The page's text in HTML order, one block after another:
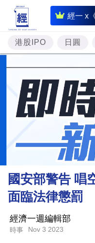
經一 x
即
時
財
經
專
題
投
資
樓
市
財
商
業
科
港股IPO 日圓
國安部警告 唱
面臨法律懲罰
經濟一週編輯部
時事 Nov 3 2023